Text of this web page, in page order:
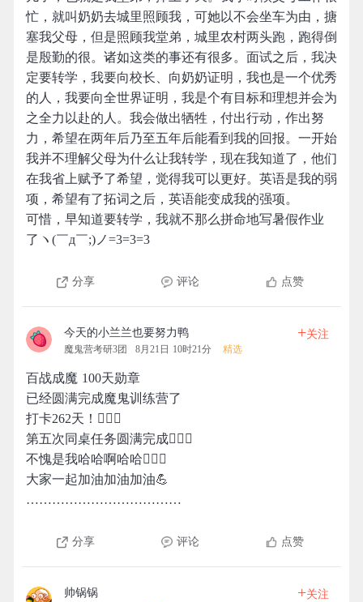
忙，就叫奶奶去城里照顾我，可她以不会坐车为由，搪
塞我父母，但是照顾我堂弟，城里农村两头跑，跑得倒
是殷勤的很。诸如这类的事还有很多。面试之后，我决
定要转学，我要向校长、向奶奶证明，我也是一个优秀
的人，我要向全世界证明，我是个有目标和理想并会为
之全力以赴的人。我会做出牺牲，付出行动，作出努
力，希望在两年后乃至五年后能看到我的回报。一开始
我并不理解父母为什么让我转学，现在我知道了，他们
在我省上赋予了希望，觉得我可以更好。英语是我的弱
项，希望有了拓词之后，英语能变成我的强项。
可惜，早知道要转学，我就不那么拼命地写暑假作业
了ヽ(￣д￣;)ノ=3=3=3
分享 评论 点赞
今天的小兰兰也要努力鸭
魔鬼营考研3团 8月21日 10时21分 精选
+关注
百战成魔 100天勋章
已经圆满完成魔鬼训练营了
打卡262天！🙆🏻‍♀️
第五次同桌任务圆满完成🙇🏻‍♀️
不愧是我哈哈啊哈哈🙇🏾‍♀️
大家一起加油加油加油💪
………………………………
分享 评论 点赞
帅锅锅 +关注